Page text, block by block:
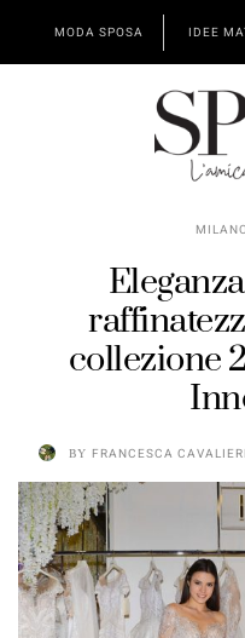
MODA SPOSA IDEE
collezione
BY FRANCESCA